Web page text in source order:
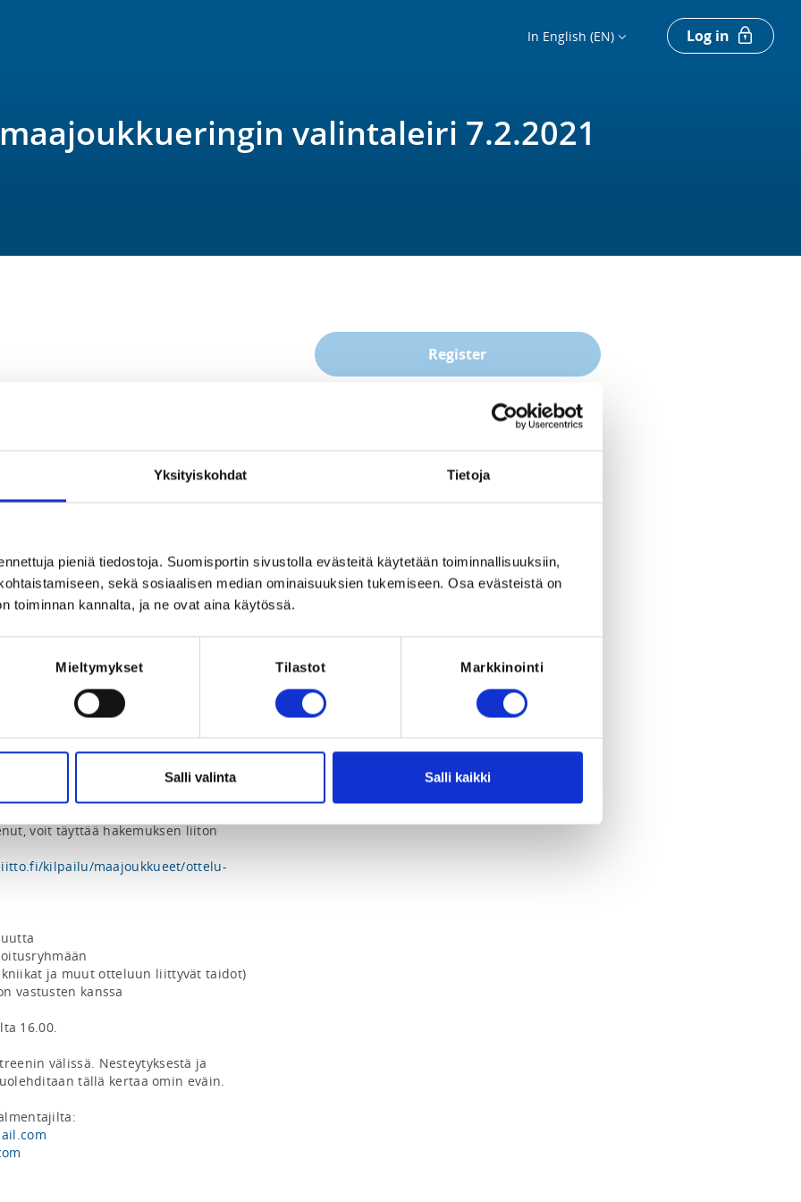
Yksityiskohdat Tietoja
pieniä tiedostoja. Suomisportin sivustolla evästeitä käytetään toiminnallisuuksiin,
sekä sosiaalisen median ominaisuuksien tukemiseen. Osa evästeistä on
toiminnan kannalta, ja ne ovat aina käytössä.
Mieltymykset Tilastot Markkinointi
Salli valinta Salli kaikki
In English (EN) Log in
valintaleiri 7.2.2021
Businesspark (käynti sisäpihalta)
at 12:00
voit täyttää hakemuksen liiton
kilpailu/maajoukkueet/ottelu-
ja muut otteluun liittyvät taidot)
vastusten kanssa
16.00.
välissä. Nesteytyksestä ja
tällä kertaa omin eväin.
Register
Sa 6.2.2021at 12:00
REQUIRED FOR THE REGISTRATION